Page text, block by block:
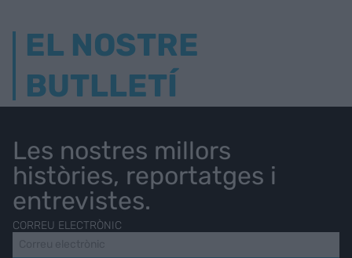
EL NOSTRE
BUTLLETÍ
Les nostres millors
històries, reportatges i
entrevistes.
CORREU ELECTRÒNIC